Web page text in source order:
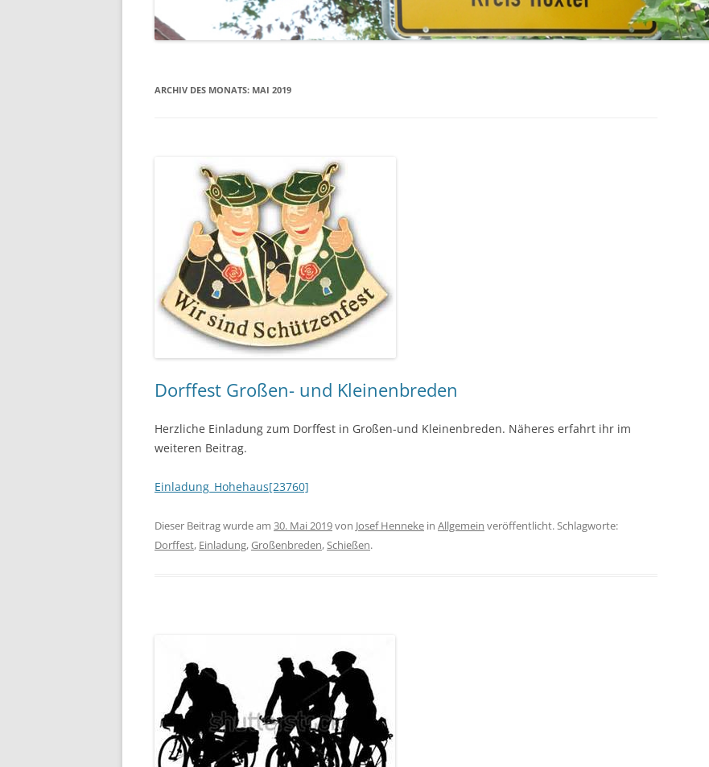
1971 – 1980
1961 – 1970
STERNSINGER / HEILIGE DREI
KÖNIGE
EHRENMAL
LUFTBILDER
ARCHIV DES MONATS: MAI 2019
Dorffest Großen- und Kleinenbreden
Herzliche Einladung zum Dorffest in Großen-und Kleinenbreden. Näheres erfahrt ihr im
weiteren Beitrag.
Einladung_Hohehaus[23760]
Dieser Beitrag wurde am 30. Mai 2019von Josef Henneke in Allgemein veröffentlicht. Schlagworte:
Dorffest, Einladung,Großenbreden,Schießen.